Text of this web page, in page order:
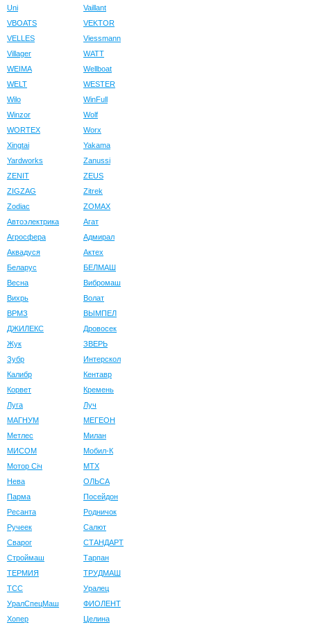
Uni
Vaillant
VBOATS
VEKTOR
VELLES
Viessmann
Villager
WATT
WEIMA
Wellboat
WELT
WESTER
Wilo
WinFull
Winzor
Wolf
WORTEX
Worx
Xingtai
Yakama
Yardworks
Zanussi
ZENIT
ZEUS
ZIGZAG
Zitrek
Zodiac
ZOMAX
Автоэлектрика
Агат
Агросфера
Адмирал
Аквадуся
Актех
Беларус
БЕЛМАШ
Весна
Вибромаш
Вихрь
Волат
ВРМЗ
ВЫМПЕЛ
ДЖИЛЕКС
Дровосек
Жук
ЗВЕРЬ
Зубр
Интерскол
Калибр
Кентавр
Корвет
Кремень
Луга
Луч
МАГНУМ
МЕГЕОН
Метлес
Милан
МИСОМ
Мобил-К
Мотор Сiч
МТХ
Нева
ОЛЬСА
Парма
Посейдон
Ресанта
Родничок
Ручеек
Салют
Сварог
СТАНДАРТ
Строймаш
Тарпан
ТЕРМИЯ
ТРУДМАШ
ТСС
Уралец
УралСпецМаш
ФИОЛЕНТ
Хопер
Целина